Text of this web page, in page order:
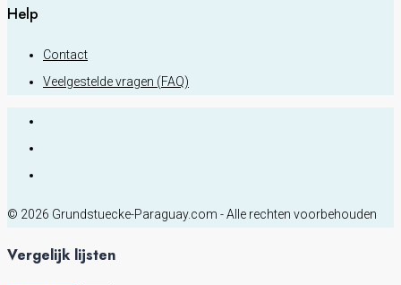
Help
Contact
Veelgestelde vragen (FAQ)
© 2026 Grundstuecke-Paraguay.com - Alle rechten voorbehouden
Vergelijk lijsten